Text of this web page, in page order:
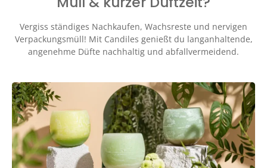
Vergiss ständiges Nachkaufen, Wachsreste und nervigen
Verpackungsmüll! Mit Candiles genießt du langanhaltende,
angenehme Düfte nachhaltig und abfallvermeidend.